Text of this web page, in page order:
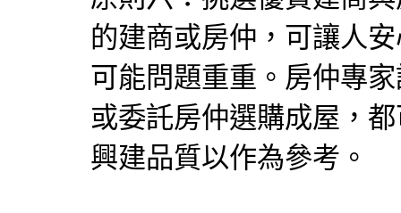
的建商或房仲，可讓人
可能問題重重。房仲專
或委託房仲選購成屋，
興建品質以作為參考。